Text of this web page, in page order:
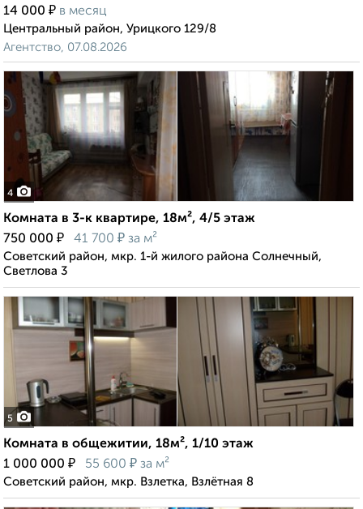
14 000 ₽ в месяц
Центральный район, Урицкого 129/8
Агентство, 07.08.2026
4
Комната в 3-к квартире, 18м², 4/5 этаж
750 000 ₽ 41 700 ₽ за м²
Советский район, мкр. 1-й жилого района Солнечный,
Светлова 3
5
Комната в общежитии, 18м², 1/10 этаж
1 000 000 ₽ 55 600 ₽ за м²
Советский район, мкр. Взлетка, Взлётная 8